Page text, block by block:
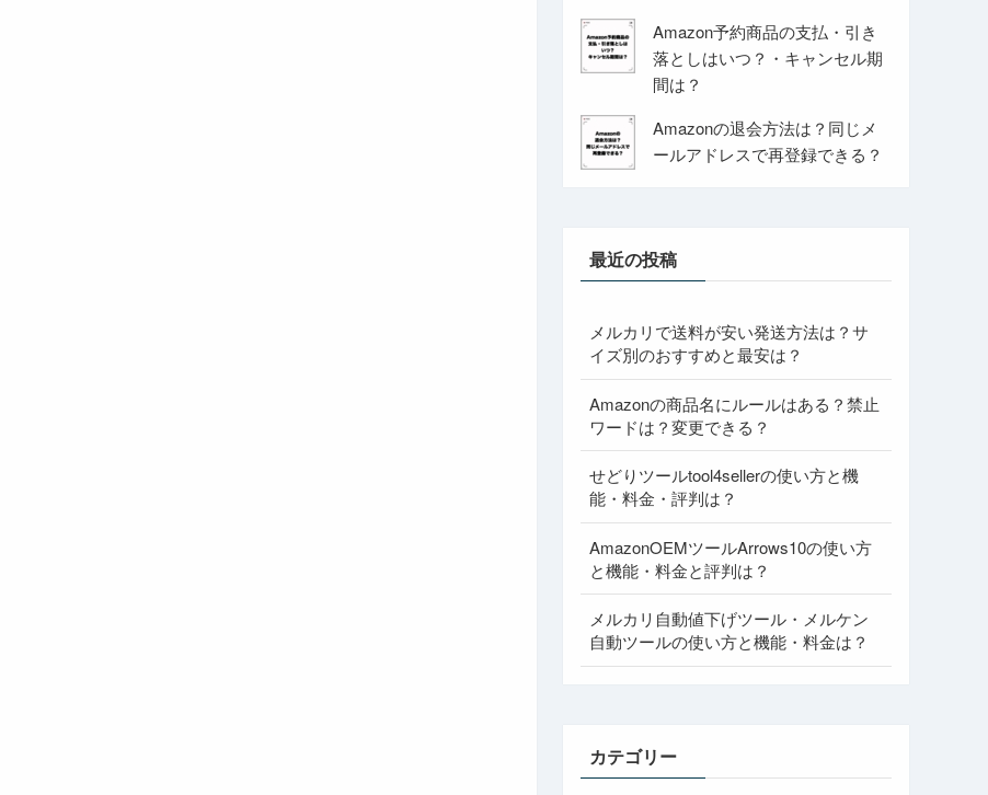
Amazon予約商品の支払・引き
落としはいつ？・キャンセル期
間は？
Amazonの退会方法は？同じメ
ールアドレスで再登録できる？
最近の投稿
メルカリで送料が安い発送方法は？サ
イズ別のおすすめと最安は？
Amazonの商品名にルールはある？禁止
ワードは？変更できる？
せどりツールtool4sellerの使い方と機
能・料金・評判は？
AmazonOEMツールArrows10の使い方
と機能・料金と評判は？
メルカリ自動値下げツール・メルケン
自動ツールの使い方と機能・料金は？
カテゴリー